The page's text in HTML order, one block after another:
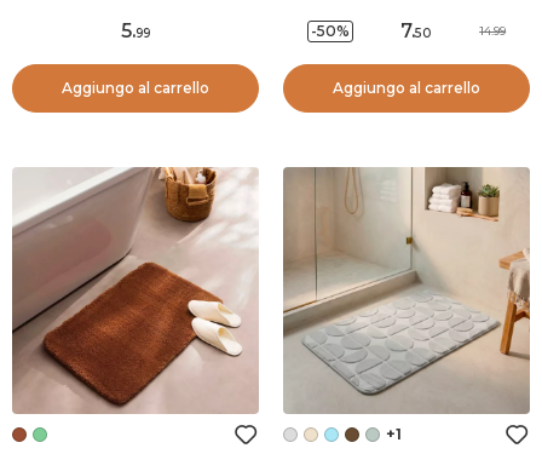
5.99
Aggiungo al carrello
-50% 7.50 14.99
Aggiungo al carrello
+1